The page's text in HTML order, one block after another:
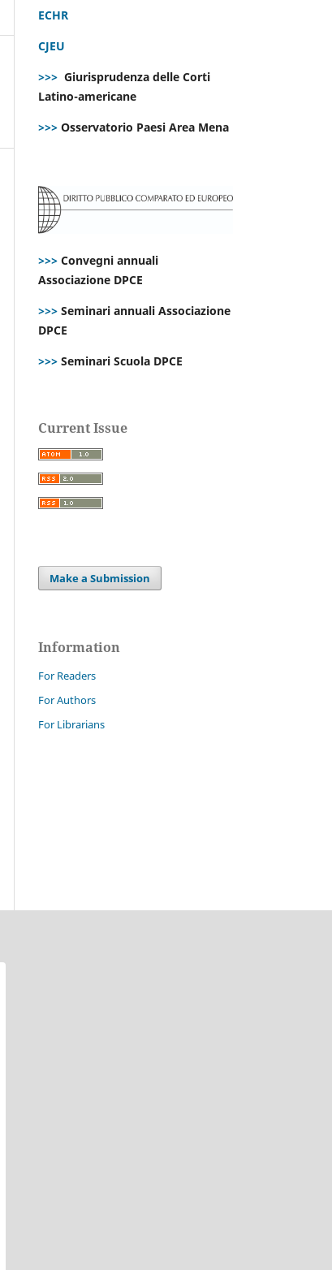
ECHR
CJEU
>>> Giurisprudenza delle Corti
Latino-americane
>>> Osservatorio Paesi Area Mena
>>> Convegni annuali
Associazione DPCE
>>> Seminari annuali Associazione
DPCE
>>> Seminari Scuola DPCE
Current Issue
Make a Submission
Information
For Readers
For Authors
For Librarians